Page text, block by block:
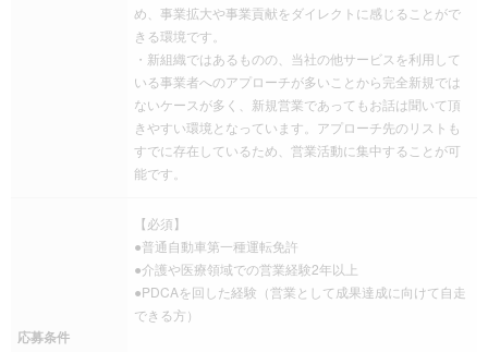
め、事業拡大や事業貢献をダイレクトに感じることがで
きる環境です。
・新組織ではあるものの、当社の他サービスを利用して
いる事業者へのアプローチが多いことから完全新規では
ないケースが多く、新規営業であってもお話は聞いて頂
きやすい環境となっています。アプローチ先のリストも
すでに存在しているため、営業活動に集中することが可
能です。
応募条件
【必須】
●普通自動車第一種運転免許
●介護や医療領域での営業経験2年以上
●PDCAを回した経験（営業として成果達成に向けて自走
できる方）